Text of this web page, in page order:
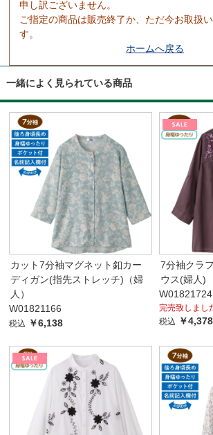
申し訳ございません。
ご指定の商品は販売終了か、ただ今お取扱
す。
ホームへ戻る
一緒によく見られている商品
カット7分袖マグネット釦カー
ディガン(指先ストレッチ)（婦
人）
W01821166
税込 ￥6,138
7分袖クラ
ウス(婦人)
W01821724
完売致しまし
税込 ￥4,378